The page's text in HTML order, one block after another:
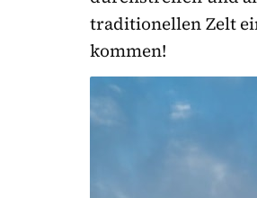
traditionellen Zelt
kommen!